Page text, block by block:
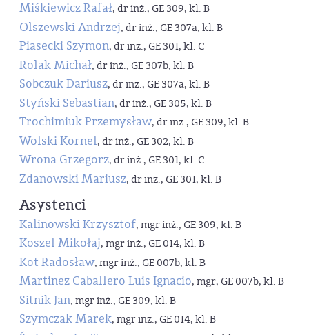
Miśkiewicz Rafał, dr inż., GE 309, kl. B
Olszewski Andrzej, dr inż., GE 307a, kl. B
Piasecki Szymon, dr inż., GE 301, kl. C
Rolak Michał, dr inż., GE 307b, kl. B
Sobczuk Dariusz, dr inż., GE 307a, kl. B
Styński Sebastian, dr inż., GE 305, kl. B
Trochimiuk Przemysław, dr inż., GE 309, kl. B
Wolski Kornel, dr inż., GE 302, kl. B
Wrona Grzegorz, dr inż., GE 301, kl. C
Zdanowski Mariusz, dr inż., GE 301, kl. B
Asystenci
Kalinowski Krzysztof, mgr inż., GE 309, kl. B
Koszel Mikołaj, mgr inż., GE 014, kl. B
Kot Radosław, mgr inż., GE 007b, kl. B
Martinez Caballero Luis Ignacio, mgr, GE 007b, kl. B
Sitnik Jan, mgr inż., GE 309, kl. B
Szymczak Marek, mgr inż., GE 014, kl. B